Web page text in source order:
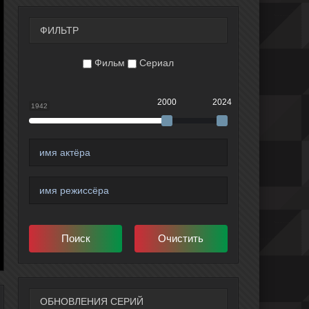
ФИЛЬТР
Фильм Сериал
1942 2000 2024
ОБНОВЛЕНИЯ СЕРИЙ